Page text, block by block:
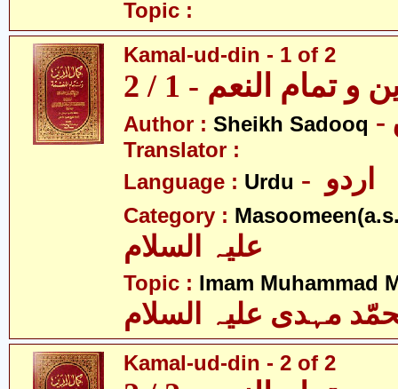
Topic :
Kamal-ud-din - 1 of 2
و تمام النعم - 1 / 2
Author : Sheikh Sadooq
Translator :
Language : Urdu
Category :
Topic : Imam Muhammad
مہدی علیہ السلام
Kamal-ud-din - 2 of 2